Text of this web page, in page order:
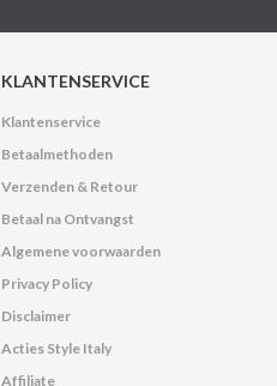
KLANTENSERVICE
Klantenservice
Betaalmethoden
Verzenden & Retour
Betaal na Ontvangst
Algemene voorwaarden
Privacy Policy
Disclaimer
Acties Style Italy
Affiliate